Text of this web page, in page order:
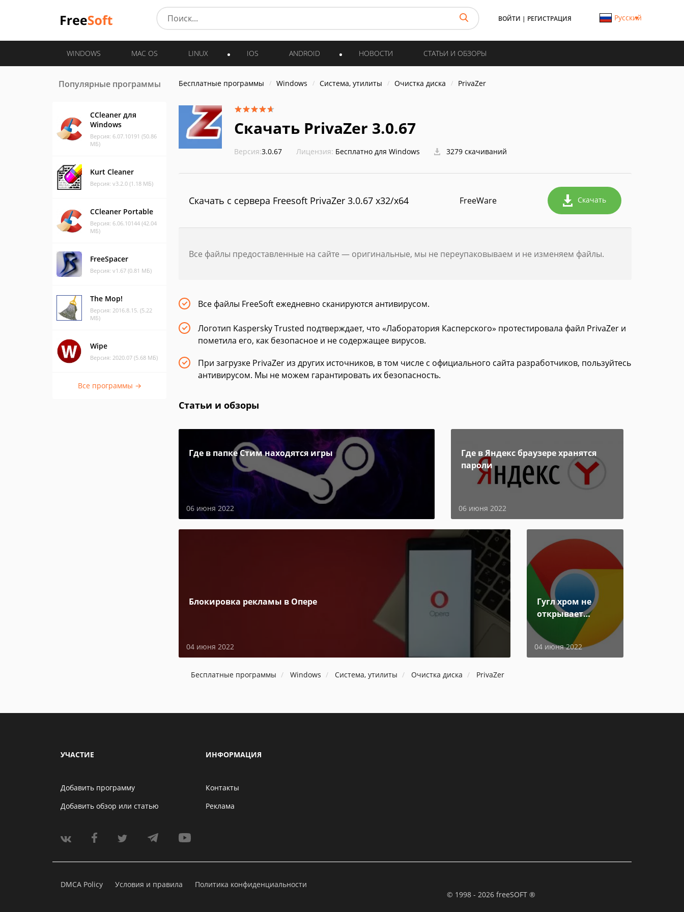
ВОЙТИ | РЕГИСТРАЦИЯ Русский
WINDOWS MAC OS LINUX IOS ANDROID НОВОСТИ СТАТЬИ И ОБЗОРЫ
Популярные программы
CCleaner для
Windows
Версия: 6.07.10191 (50.86
МБ)
Kurt Cleaner
Версия: v3.2.0 (1.18 МБ)
CCleaner Portable
Версия: 6.06.10144 (42.04
МБ)
FreeSpacer
Версия: v1.67 (0.81 МБ)
The Mop!
Версия: 2016.8.15. (5.22
МБ)
Wipe
Версия: 2020.07 (5.68 МБ)
Все программы →
Бесплатные программы Windows Система, утилиты Очистка диска PrivaZer
Скачать PrivaZer 3.0.67
Версия:3.0.67 Лицензия: Бесплатно для Windows 3279 скачиваний
Скачать с сервера Freesoft PrivaZer 3.0.67 x32/x64 FreeWare Скачать
Все файлы предоставленные на сайте — оригинальные, мы не переупаковываем и не изменяем файлы.
Все файлы FreeSoft ежедневно сканируются антивирусом.
Логотип Kaspersky Trusted подтверждает, что «Лаборатория Касперского» протестировала файл PrivaZer и
пометила его, как безопасное и не содержащее вирусов.
При загрузке PrivaZer из других источников, в том числе с официального сайта разработчиков, пользуйтесь
антивирусом. Мы не можем гарантировать их безопасность.
Статьи и обзоры
Где в папке Стим находятся игры
06 июня 2022
Где в Яндекс браузере хранятся
пароли
06 июня 2022
Блокировка рекламы в Опере
04 июня 2022
Гугл хром не
открывает
04 июня 2022
Бесплатные программы Windows Система, утилиты Очистка диска PrivaZer
УЧАСТИЕ
Добавить программу
Добавить обзор или статью
ИНФОРМАЦИЯ
Контакты
Реклама
DMCA Policy Условия и правила
Политика конфиденциальности
© 1998 - 2026 freeSOFT ®